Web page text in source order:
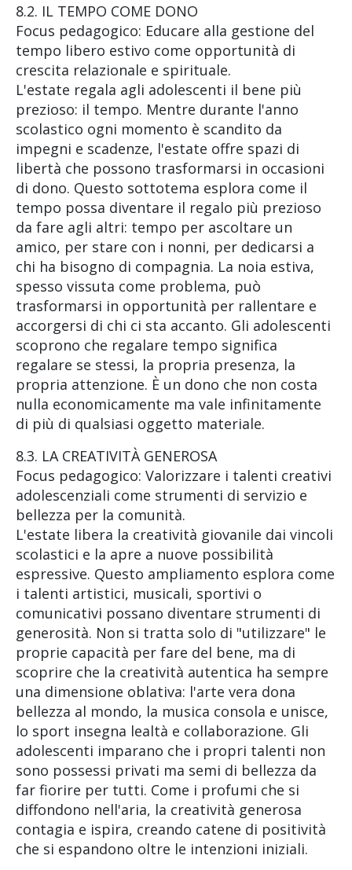
8.2. IL TEMPO COME DONO
Focus pedagogico: Educare alla gestione del
tempo libero estivo come opportunità di
crescita relazionale e spirituale.
L'estate regala agli adolescenti il bene più
prezioso: il tempo. Mentre durante l'anno
scolastico ogni momento è scandito da
impegni e scadenze, l'estate offre spazi di
libertà che possono trasformarsi in occasioni
di dono. Questo sottotema esplora come il
tempo possa diventare il regalo più prezioso
da fare agli altri: tempo per ascoltare un
amico, per stare con i nonni, per dedicarsi a
chi ha bisogno di compagnia. La noia estiva,
spesso vissuta come problema, può
trasformarsi in opportunità per rallentare e
accorgersi di chi ci sta accanto. Gli adolescenti
scoprono che regalare tempo significa
regalare se stessi, la propria presenza, la
propria attenzione. È un dono che non costa
nulla economicamente ma vale infinitamente
di più di qualsiasi oggetto materiale.
8.3. LA CREATIVITÀ GENEROSA
Focus pedagogico: Valorizzare i talenti creativi
adolescenziali come strumenti di servizio e
bellezza per la comunità.
L'estate libera la creatività giovanile dai vincoli
scolastici e la apre a nuove possibilità
espressive. Questo ampliamento esplora come
i talenti artistici, musicali, sportivi o
comunicativi possano diventare strumenti di
generosità. Non si tratta solo di "utilizzare" le
proprie capacità per fare del bene, ma di
scoprire che la creatività autentica ha sempre
una dimensione oblativa: l'arte vera dona
bellezza al mondo, la musica consola e unisce,
lo sport insegna lealtà e collaborazione. Gli
adolescenti imparano che i propri talenti non
sono possessi privati ma semi di bellezza da
far fiorire per tutti. Come i profumi che si
diffondono nell'aria, la creatività generosa
contagia e ispira, creando catene di positività
che si espandono oltre le intenzioni iniziali.